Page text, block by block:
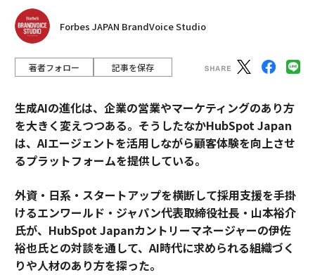
Forbes JAPAN BrandVoice Studio
著者フォロー 記事を保存
生成AIの進化は、企業の営業やマーケティングのあり方
を大きく変えつつある。そうしたなかHubSpot Japan
は、AIエージェントを活用しながら顧客体験を向上させ
るプラットフォームを提供している。
外資・日系・スタートアップを横断して採用支援を手掛
けるエンワールド・ジャパン代表取締役社長・山本裕介
氏が、HubSpot Japanカントリーマネージャーの伊佐
裕也氏との対談を通して、AI時代に求められる組織づく
りや人材のあり方を探った。